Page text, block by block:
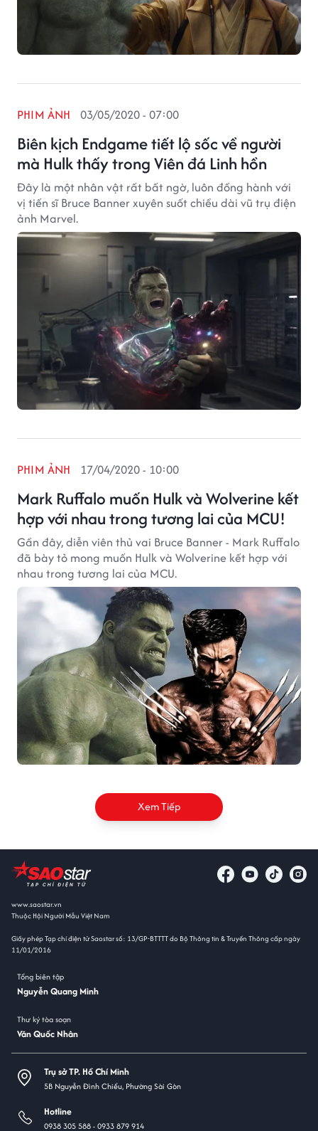
Biên kịch Endgame tiết lộ sốc về người
mà Hulk thấy trong Viên đá Linh hồn
PHIM ẢNH 03/05/2020 - 07:00
Đây là một nhân vật rất bất ngờ, luôn đồng hành với
vị tiến sĩ Bruce Banner xuyên suốt chiều dài vũ trụ điện
ảnh Marvel.
Mark Ruffalo muốn Hulk và Wolverine kết
hợp với nhau trong tương lai của MCU!
PHIM ẢNH 17/04/2020 - 10:00
Gần đây, diễn viên thủ vai Bruce Banner - Mark Ruffalo
đã bày tỏ mong muốn Hulk và Wolverine kết hợp với
nhau trong tương lai của MCU.
Xem Tiếp
www.saostar.vn
Thuộc Hội Người Mẫu Việt Nam
Giấy phép Tạp chí điện tử Saostar số: 13/GP-BTTTT do Bộ Thông tin & Truyền Thông cấp ngày
11/01/2016
Tổng biên tập
Nguyễn Quang Minh
Thư ký tòa soạn
Văn Quốc Nhân
Trụ sở TP. Hồ Chí Minh
5B Nguyễn Đình Chiểu, Phường Sài Gòn
Hotline
0938 305 588 -0933 879 914